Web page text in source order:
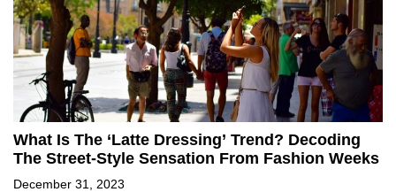
What Is The ‘Latte Dressing’ Trend? Decoding
The Street-Style Sensation From Fashion Weeks
December 31, 2023